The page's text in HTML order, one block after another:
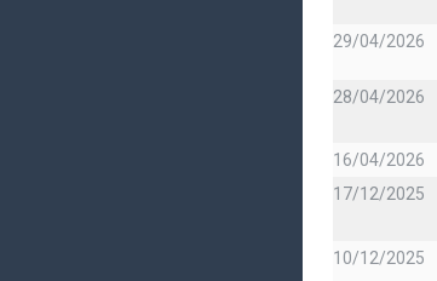
29/04/2026
28/04/2026
16/04/2026
17/12/2025
10/12/2025